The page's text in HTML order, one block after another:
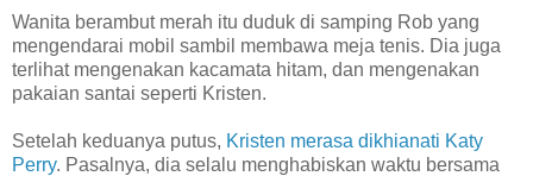
Wanita berambut merah itu duduk di samping Rob yang
mengendarai mobil sambil membawa meja tenis. Dia juga
terlihat mengenakan kacamata hitam, dan mengenakan
pakaian santai seperti Kristen.
Setelah keduanya putus, Kristen merasa dikhianati Katy
Perry. Pasalnya, dia selalu menghabiskan waktu bersama